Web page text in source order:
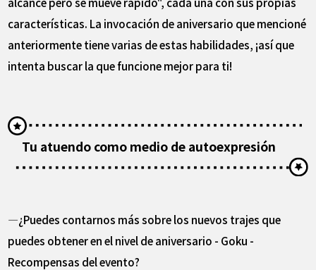
características. La invocación de aniversario que mencioné
anteriormente tiene varias de estas habilidades, ¡así que
intenta buscar la que funcione mejor para ti!
Tu atuendo como medio de autoexpresión
―¿Puedes contarnos más sobre los nuevos trajes que
puedes obtener en el nivel de aniversario - Goku -
Recompensas del evento?